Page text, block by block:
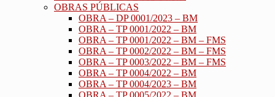
OBRAS PÚBLICAS
OBRA – DP 0001/2023 – BM
OBRA – TP 0001/2022 – BM
OBRA – TP 0001/2022 – BM – FMS
OBRA – TP 0002/2022 – BM – FMS
OBRA – TP 0003/2022 – BM – FMS
OBRA – TP 0004/2022 – BM
OBRA – TP 0004/2023 – BM
OBRA – TP 0005/2022 – BM